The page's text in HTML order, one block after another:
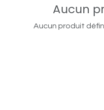
Aucun
Aucun produit